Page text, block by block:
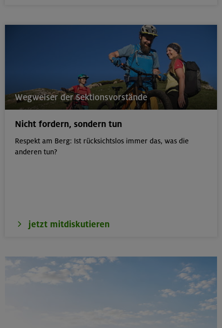
Bayerische Voralpen (Estergebirge)
22.-24.08.26
Birnhorn 2634 m, Hochzint 2246 m und Dürrkarhorn
2287 m
24.-28.08.26
Kinderkletterkurs für Anfänger im Altmühltal
Wegweiser der Sektionsvorstände
Nicht fordern, sondern tun
Respekt am Berg: Ist rücksichtslos immer das, was die
anderen tun?
jetzt mitdiskutieren